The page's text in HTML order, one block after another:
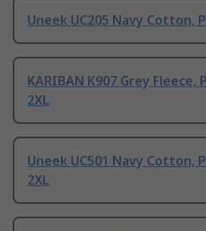
Uneek UC205 Navy Cotton,
KARIBAN K907 Grey
2XL
Uneek UC501 Navy Cotton,
2XL